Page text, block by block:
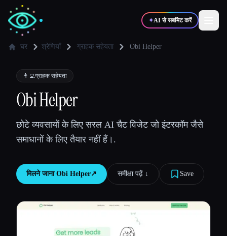
✦AI से सबमिट करें
✍️लेखक
💻
🎓 विद्यार्थी
घर श्रेणियाँ ग्राहक सहेयता Obi Helper
👨‍💻ग्राहक सहेयता
Obi Helper
छोटे व्यवसायों के लिए सरल AI चैट विजेट जो इंटरकॉम जैसे
समाधानों के लिए तैयार नहीं हैं।.
मिलने जाना Obi Helper↗︎ समीक्षा पढ़ें ↓︎ Save